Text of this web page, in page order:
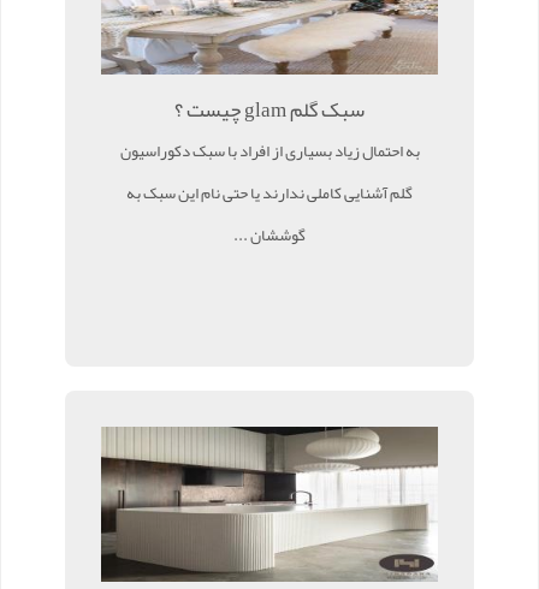
سبک گلم glam چیست ؟
به احتمال زیاد بسیاری از افراد با سبک دکوراسیون
گلم آشنایی کاملی ندارند یا حتی نام این سبک به
گوششان ...